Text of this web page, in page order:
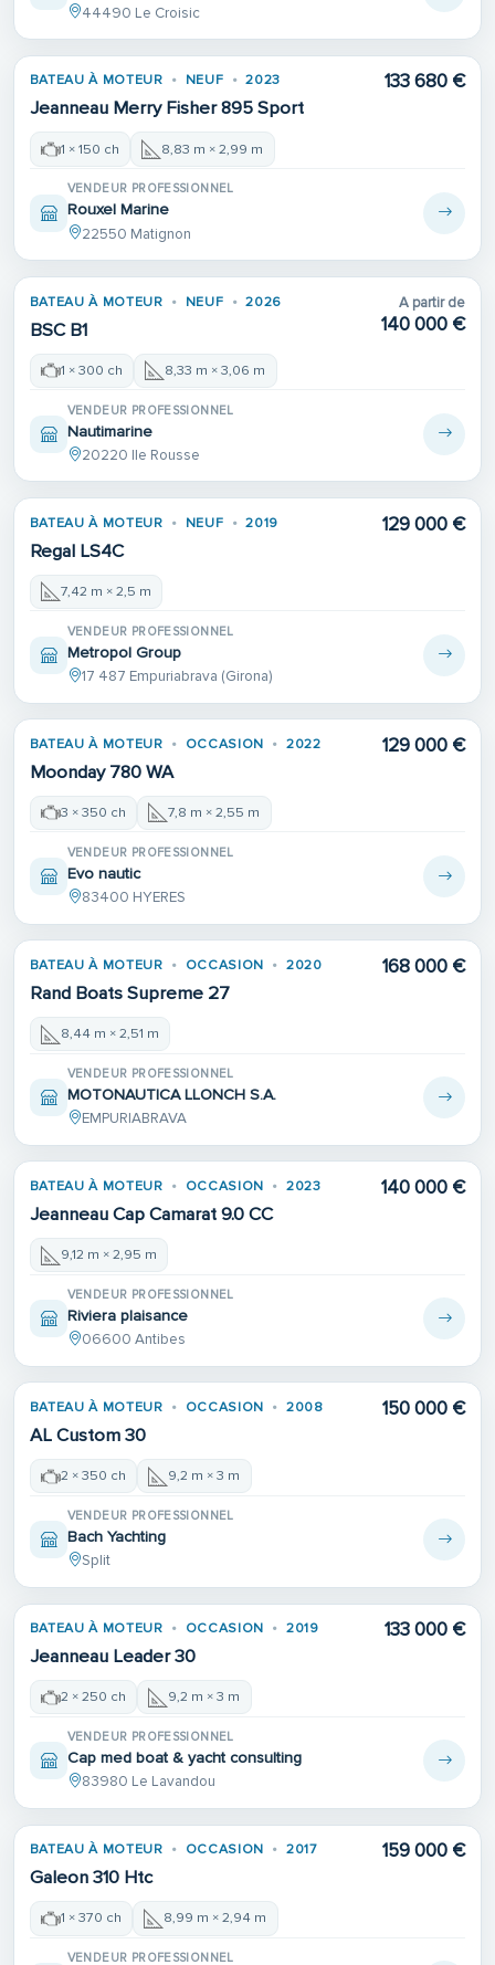
44490 Le Croisic
BATEAU À MOTEUR NEUF 2023
Jeanneau Merry Fisher 895 Sport
133 680 €
1 × 150 ch 8,83 m × 2,99 m
VENDEUR PROFESSIONNEL
Rouxel Marine
22550 Matignon
BATEAU À MOTEUR NEUF 2026
BSC B1
A partir de
140 000 €
1 × 300 ch 8,33 m × 3,06 m
VENDEUR PROFESSIONNEL
Nautimarine
20220 Ile Rousse
BATEAU À MOTEUR NEUF 2019
Regal LS4C
129 000 €
7,42 m × 2,5 m
VENDEUR PROFESSIONNEL
Metropol Group
17 487 Empuriabrava (Girona)
BATEAU À MOTEUR OCCASION 2022
Moonday 780 WA
129 000 €
3 × 350 ch 7,8 m × 2,55 m
VENDEUR PROFESSIONNEL
Evo nautic
83400 HYERES
BATEAU À MOTEUR OCCASION 2020
Rand Boats Supreme 27
168 000 €
8,44 m × 2,51 m
VENDEUR PROFESSIONNEL
MOTONAUTICA LLONCH S.A.
EMPURIABRAVA
BATEAU À MOTEUR OCCASION 2023
Jeanneau Cap Camarat 9.0 CC
140 000 €
9,12 m × 2,95 m
VENDEUR PROFESSIONNEL
Riviera plaisance
06600 Antibes
BATEAU À MOTEUR OCCASION 2008
AL Custom 30
150 000 €
2 × 350 ch 9,2 m × 3 m
VENDEUR PROFESSIONNEL
Bach Yachting
Split
BATEAU À MOTEUR OCCASION 2019
Jeanneau Leader 30
133 000 €
2 × 250 ch 9,2 m × 3 m
VENDEUR PROFESSIONNEL
Cap med boat & yacht consulting
83980 Le Lavandou
BATEAU À MOTEUR OCCASION 2017
Galeon 310 Htc
159 000 €
1 × 370 ch 8,99 m × 2,94 m
VENDEUR PROFESSIONNEL